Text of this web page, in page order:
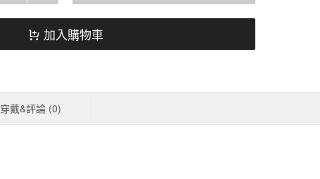
加入購物車
穿戴&評論 (0)